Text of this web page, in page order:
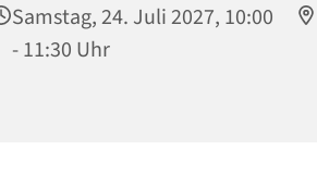
Samstag, 24. Juli 2027, 10:00
- 11:30 Uhr